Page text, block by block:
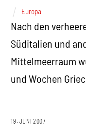
Europa
Nach den
Süditalien und
Mittelmeerraum
und Wochen
19. JUNI 2007